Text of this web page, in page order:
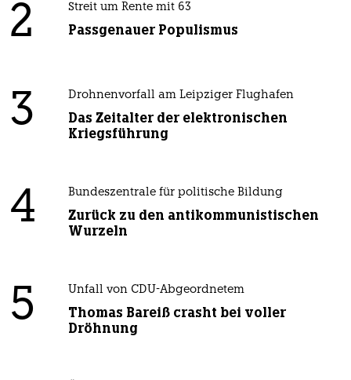
2 Streit um Rente mit 63
Passgenauer Populismus
3 Drohnenvorfall am Leipziger Flughafen
Das Zeitalter der elektronischen
Kriegsführung
4 Bundeszentrale für politische Bildung
Zurück zu den antikommunistischen
Wurzeln
5 Unfall von CDU-Abgeordnetem
Thomas Bareiß crasht bei voller
Dröhnung